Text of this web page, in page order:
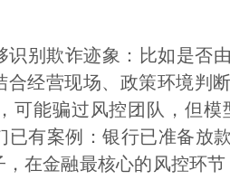
欺诈迹象：比如是否
经营现场、政策环境判
可能骗过风控团队，但
已有案例：银行已准备放
在金融最核心的风控环